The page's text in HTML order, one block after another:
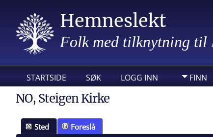
Hemneslekt
Folk med tilknytning til
STARTSIDE SØK LOGG INN FINN
NO, Steigen Kirke
Sted Foreslå